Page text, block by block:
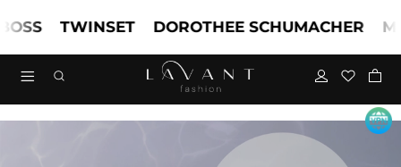
TWINSET DOROTHEE SCHUMACHER